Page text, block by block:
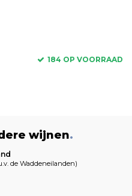
184 OP VOORRAAD
wijnen.
de Waddeneilanden)